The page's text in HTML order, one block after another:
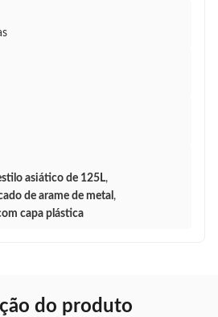
asiático de 125L,
de arame de metal ,
capa plástica
do produto